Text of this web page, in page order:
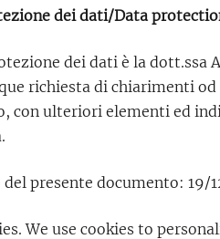
dei dati/Data
dei dati è la dott.ssa
richiesta di chiarimenti
con ulteriori elementi ed
presente documento: 19/
We use cookies to